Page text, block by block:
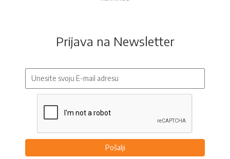
Prijava na Newsletter
Pošalji